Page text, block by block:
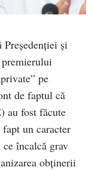
și
pe
de faptul că
au fost făcute
un caracter
încalcă grav
obținerii